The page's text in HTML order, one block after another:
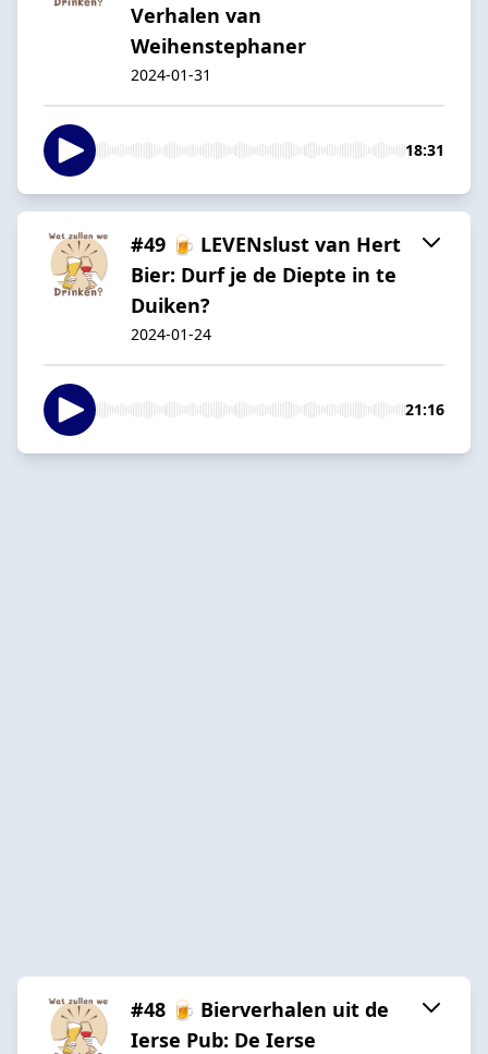
Verhalen van
Weihenstephaner
2024-01-31
18:31
#49 🍺 LEVENslust van Hert
Bier: Durf je de Diepte in te
Duiken?
2024-01-24
21:16
#48 🍺 Bierverhalen uit de
Ierse Pub: De Ierse